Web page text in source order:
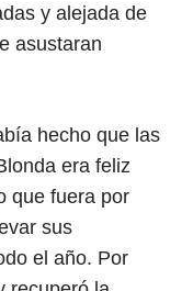
y alejada de
asustaran
hecho que las
era feliz
que fuera por
sus
el año. Por